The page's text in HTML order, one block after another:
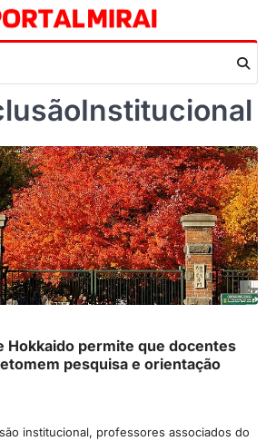
Hokkaido permite que docentes
pesquisa e orientação
institucional, professores associados do